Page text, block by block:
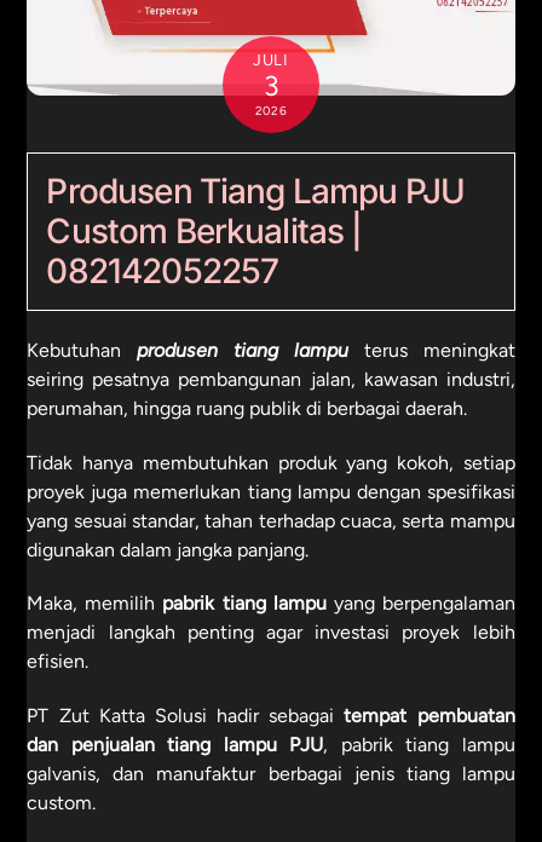
JULI
3
2026
Produsen Tiang Lampu PJU
Custom Berkualitas |
082142052257
Kebutuhanprodusen tiang lamputerus meningkat
seiring pesatnya pembangunan jalan, kawasan industri,
perumahan, hingga ruang publik di berbagai daerah.
Tidak hanya membutuhkan produk yang kokoh, setiap
proyek juga memerlukan tiang lampu dengan spesifikasi
yang sesuai standar, tahan terhadap cuaca, serta mampu
digunakan dalam jangka panjang.
Maka, memilih pabrik tiang lampuyang berpengalaman
menjadi langkah penting agar investasi proyek lebih
efisien.
PT Zut Katta Solusi hadir sebagaitempat pembuatan
dan penjualan tiang lampu PJU, pabrik tiang lampu
galvanis, dan manufaktur berbagai jenis tiang lampu
custom.